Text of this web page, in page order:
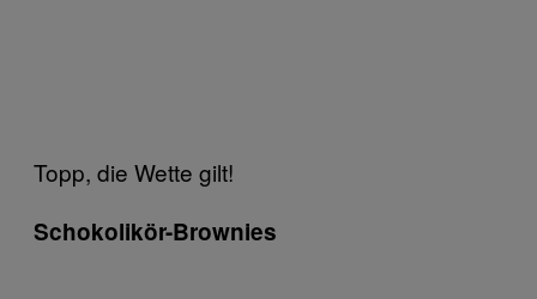
Topp, die Wette gilt!
Schokolikör-Brownies